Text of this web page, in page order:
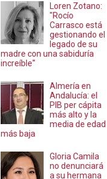
Loren Zotano:
"Rocío
Carrasco está
gestionando el
legado de su
madre con una sabiduría
increíble"
Almería en
Andalucía: el
PIB per cápita
más alto y la
media de edad
más baja
Gloria Camila
no denunciará
a su hermana